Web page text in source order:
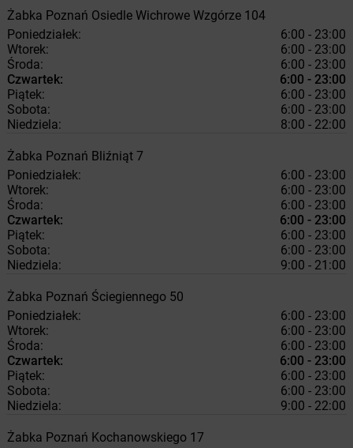
Żabka Poznań Osiedle Wichrowe Wzgórze 104
Poniedziałek:
6:00 - 23:00
Wtorek:
6:00 - 23:00
Środa:
6:00 - 23:00
Czwartek:
6:00 - 23:00
Piątek:
6:00 - 23:00
Sobota:
6:00 - 23:00
Niedziela:
8:00 - 22:00
Żabka Poznań Bliźniąt 7
Poniedziałek:
6:00 - 23:00
Wtorek:
6:00 - 23:00
Środa:
6:00 - 23:00
Czwartek:
6:00 - 23:00
Piątek:
6:00 - 23:00
Sobota:
6:00 - 23:00
Niedziela:
9:00 - 21:00
Żabka Poznań Ściegiennego 50
Poniedziałek:
6:00 - 23:00
Wtorek:
6:00 - 23:00
Środa:
6:00 - 23:00
Czwartek:
6:00 - 23:00
Piątek:
6:00 - 23:00
Sobota:
6:00 - 23:00
Niedziela:
9:00 - 22:00
Żabka Poznań Kochanowskiego 17